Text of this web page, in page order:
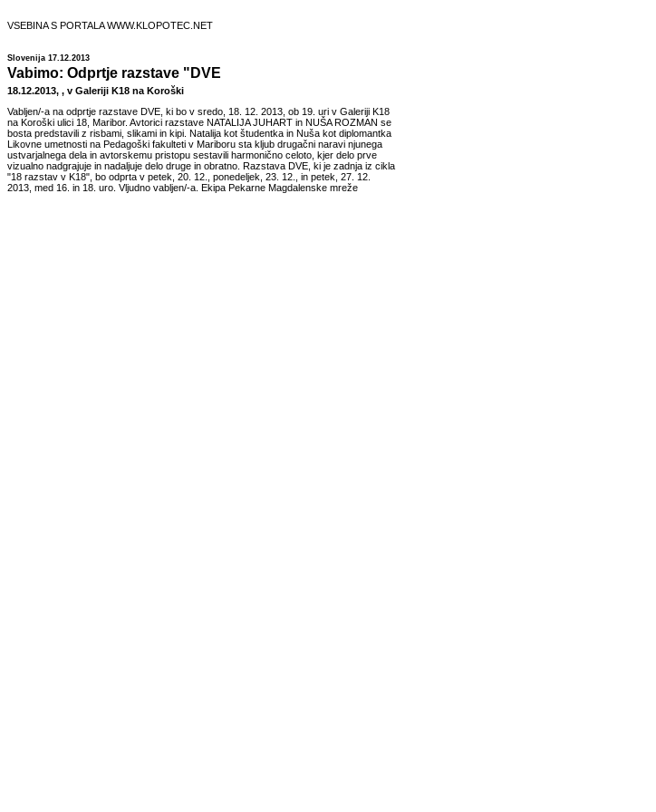
VSEBINA S PORTALA WWW.KLOPOTEC.NET
Slovenija 17.12.2013
Vabimo: Odprtje razstave "DVE
18.12.2013, , v Galeriji K18 na Koroški
Vabljen/-a na odprtje razstave DVE, ki bo v sredo, 18. 12. 2013, ob 19. uri v Galeriji K18
na Koroški ulici 18, Maribor. Avtorici razstave NATALIJA JUHART in NUŠA ROZMAN se
bosta predstavili z risbami, slikami in kipi. Natalija kot študentka in Nuša kot diplomantka
Likovne umetnosti na Pedagoški fakulteti v Mariboru sta kljub drugačni naravi njunega
ustvarjalnega dela in avtorskemu pristopu sestavili harmonično celoto, kjer delo prve
vizualno nadgrajuje in nadaljuje delo druge in obratno. Razstava DVE, ki je zadnja iz cikla
"18 razstav v K18", bo odprta v petek, 20. 12., ponedeljek, 23. 12., in petek, 27. 12.
2013, med 16. in 18. uro. Vljudno vabljen/-a. Ekipa Pekarne Magdalenske mreže